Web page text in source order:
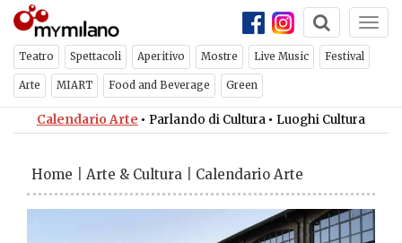
Teatro Spettacoli Aperitivo Mostre Live Music Festival
Arte MIART Food and Beverage Green
Calendario Arte • Parlando di Cultura • Luoghi Cultura
Home Arte & Cultura Calendario Arte